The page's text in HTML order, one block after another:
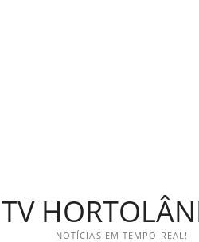
TV
NOTÍCIAS EM TEMPO REAL!